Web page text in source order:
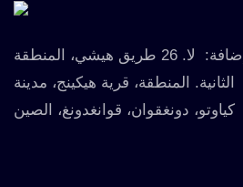
إضافة:
لا. 26 طريق هيشي، المنطقة
الثانية. المنطقة، قرية هيكينج، مدينة
كياوتو، دونغقوان، قوانغدونغ، الصين